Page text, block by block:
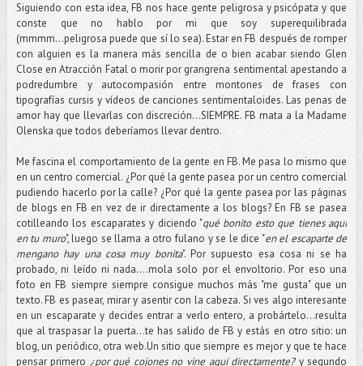
Siguiendo con esta idea, FB nos hace gente peligrosa y psicópata y que
conste que no hablo por mi que soy superequilibrada
(mmmm...peligrosa puede que sí lo sea). Estar en FB después de romper
con alguien es la manera más sencilla de o bien acabar siendo Glen
Close en Atracción Fatal o morir por grangrena sentimental apestando a
podredumbre y autocompasión entre montones de frases con
tipografías cursis y vídeos de canciones sentimentaloides. Las penas de
amor hay que llevarlas con discreción...SIEMPRE. FB mata a la Madame
Olenska que todos deberíamos llevar dentro.
Me fascina el comportamiento de la gente en FB. Me pasa lo mismo que
en un centro comercial. ¿Por qué la gente pasea por un centro comercial
pudiendo hacerlo por la calle? ¿Por qué la gente pasea por las páginas
de blogs en FB en vez de ir directamente a los blogs? En FB se pasea
cotilleando los escaparates y diciendo "qué bonito esto que tienes aquí
en tu muro", luego se llama a otro fulano y se le dice "en el escaparte de
mengano hay una cosa muy bonita". Por supuesto esa cosa ni se ha
probado, ni leído ni nada....mola solo por el envoltorio. Por eso una
foto en FB siempre siempre consigue muchos más "me gusta" que un
texto. FB es pasear, mirar y asentir con la cabeza. Si ves algo interesante
en un escaparate y decides entrar a verlo entero, a probártelo...resulta
que al traspasar la puerta...te has salido de FB y estás en otro sitio: un
blog, un periódico, otra web.Un sitio que siempre es mejor y que te hace
pensar primero ¿por qué cojones no vine aquí directamente?y segundo